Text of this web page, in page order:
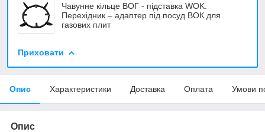
Чавунне кільце ВОГ - підставка WOK.
Перехідник – адаптер під посуд ВОК для
газових плит
Приховати
Опис Характеристики Доставка Оплата Умови
Опис